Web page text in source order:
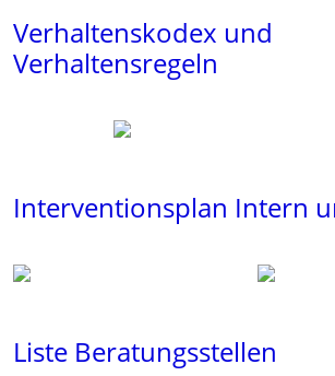
Verhaltenskodex und
Verhaltensregeln
Interventionsplan Intern
Liste Beratungsstellen